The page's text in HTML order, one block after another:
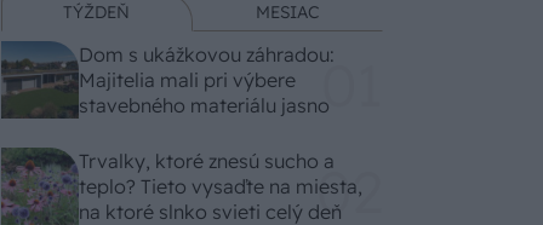
TÝŽDEŇ MESIAC
Dom s ukážkovou záhradou:
Majitelia mali pri výbere
stavebného materiálu jasno
Trvalky, ktoré znesú sucho a
teplo? Tieto vysaďte na miesta,
na ktoré slnko svieti celý deň